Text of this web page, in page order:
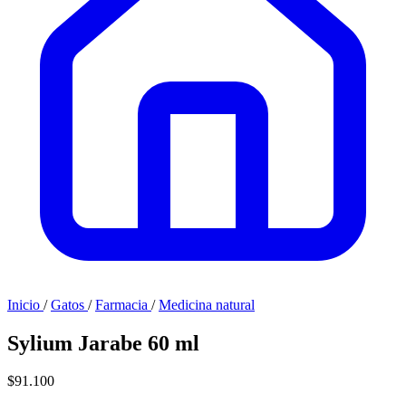
Inicio / Gatos / Farmacia / Medicina natural
Sylium Jarabe 60 ml
$91.100